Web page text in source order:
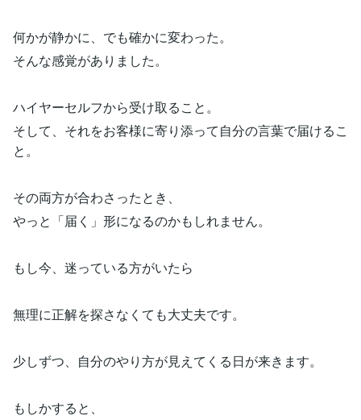
何かが静かに、でも確かに変わった。
そんな感覚がありました。
ハイヤーセルフから受け取ること。
そして、それをお客様に寄り添って自分の言葉で届けるこ
と。
その両方が合わさったとき、
やっと「届く」形になるのかもしれません。
もし今、迷っている方がいたら
無理に正解を探さなくても大丈夫です。
少しずつ、自分のやり方が見えてくる日が来きます。
もしかすると、